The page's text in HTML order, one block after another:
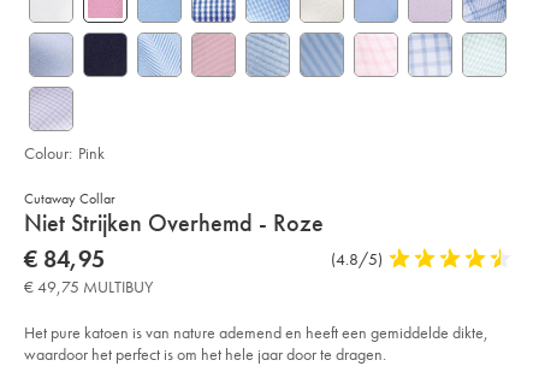
Cutaway Collar
Details
About
Product:
Niet Strijken Overhemd - Roze
Details
https://www.charlestyrwhitt.com/eu/nl/niet-
strijken-
overhemd-
-
roze/FON0540PNK.html?
sourceCode=eurdefault
now
€
84,95
€ 84,95
Product
(4.8/5) 4,8
5
€ 49,75 MULTIBUY
Het pure katoen is van nature ademend en heeft een gemiddelde dikte,
waardoor het perfect is om het hele jaar door te dragen.
Colour: Pink